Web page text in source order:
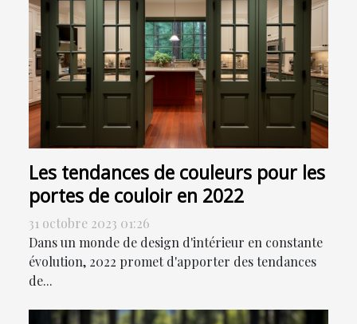
Les tendances de couleurs pour les
portes de couloir en 2022
31 octobre 2023 01:26
Dans un monde de design d'intérieur en constante
évolution, 2022 promet d'apporter des tendances
de...